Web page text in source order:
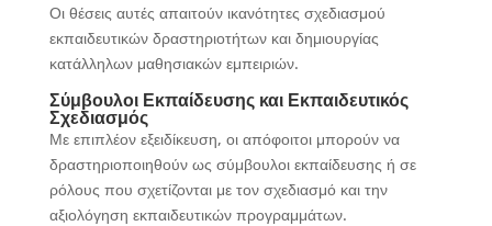
Οι θέσεις αυτές απαιτούν ικανότητες σχεδιασμού
εκπαιδευτικών δραστηριοτήτων και δημιουργίας
κατάλληλων μαθησιακών εμπειριών.
Σύμβουλοι Εκπαίδευσης και Εκπαιδευτικός
Σχεδιασμός
Με επιπλέον εξειδίκευση, οι απόφοιτοι μπορούν να
δραστηριοποιηθούν ως σύμβουλοι εκπαίδευσης ή σε
ρόλους που σχετίζονται με τον σχεδιασμό και την
αξιολόγηση εκπαιδευτικών προγραμμάτων.